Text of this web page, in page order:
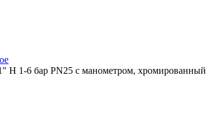
Н 1-6 бар PN25 с манометром, хромированный